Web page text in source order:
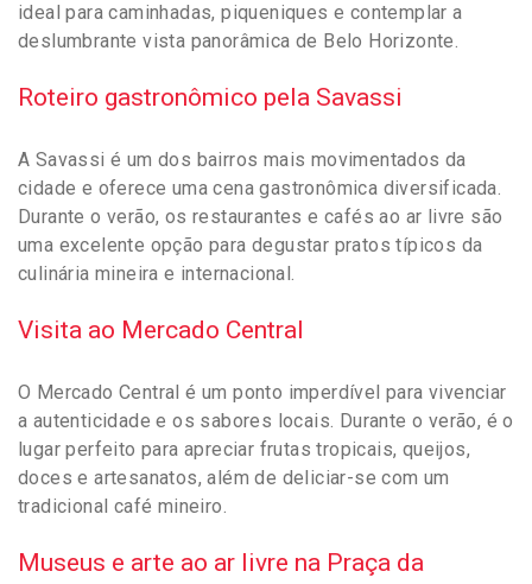
ideal para caminhadas, piqueniques e contemplar a
deslumbrante vista panorâmica de Belo Horizonte.
Roteiro gastronômico pela Savassi
A Savassi é um dos bairros mais movimentados da
cidade e oferece uma cena gastronômica diversificada.
Durante o verão, os restaurantes e cafés ao ar livre são
uma excelente opção para degustar pratos típicos da
culinária mineira e internacional.
Visita ao Mercado Central
O Mercado Central é um ponto imperdível para vivenciar
a autenticidade e os sabores locais. Durante o verão, é o
lugar perfeito para apreciar frutas tropicais, queijos,
doces e artesanatos, além de deliciar-se com um
tradicional café mineiro.
Museus e arte ao ar livre na Praça da